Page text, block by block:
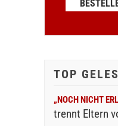
TOP
„NOCH NICHT
trennt Eltern